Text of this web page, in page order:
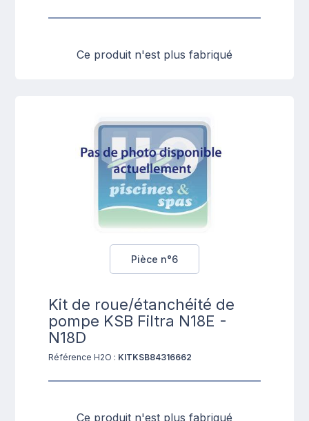
Ce produit n'est plus fabriqué
Pièce n°6
Kit de roue/étanchéité de
pompe KSB Filtra N18E -
N18D
Référence H2O : KITKSB84316662
Ce produit n'est plus fabriqué